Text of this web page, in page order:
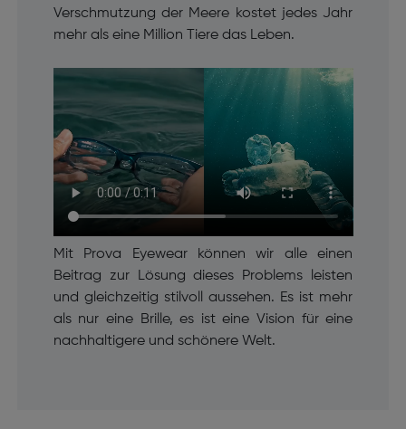
Verschmutzung der Meere kostet jedes Jahr
mehr als eine Million Tiere das Leben.
Mit Prova Eyewear können wir alle einen
Beitrag zur Lösung dieses Problems leisten
und gleichzeitig stilvoll aussehen. Es ist mehr
als nur eine Brille, es ist eine Vision für eine
nachhaltigere und schönere Welt.